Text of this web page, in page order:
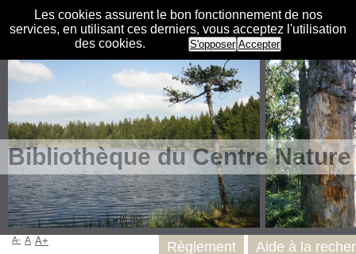
Les cookies assurent le bon fonctionnement de nos
services, en utilisant ces derniers, vous acceptez l'utilisation
des cookies.
S'opposer Accepter
Bibliothèque du Centre
Règlement Aide à la
A- A A+